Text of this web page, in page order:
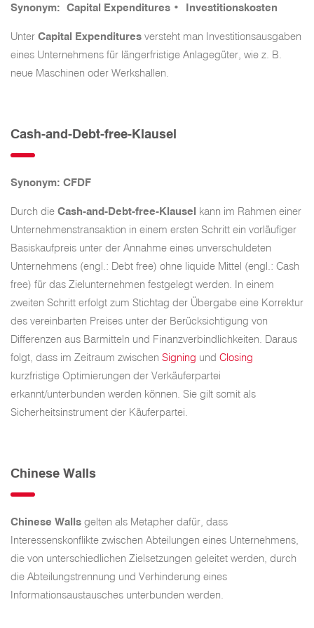
Synonym: Capital Expenditures • Investitionskosten
Unter Capital Expenditures versteht man Investitionsausgaben
eines Unternehmens für längerfristige Anlagegüter, wie z. B.
neue Maschinen oder Werkshallen.
Cash-and-Debt-free-Klausel
Synonym: CFDF
Durch die Cash-and-Debt-free-Klausel kann im Rahmen einer
Unternehmenstransaktion in einem ersten Schritt ein vorläufiger
Basiskaufpreis unter der Annahme eines unverschuldeten
Unternehmens (engl.: Debt free) ohne liquide Mittel (engl.: Cash
free) für das Zielunternehmen festgelegt werden. In einem
zweiten Schritt erfolgt zum Stichtag der Übergabe eine Korrektur
des vereinbarten Preises unter der Berücksichtigung von
Differenzen aus Barmitteln und Finanzverbindlichkeiten. Daraus
folgt, dass im Zeitraum zwischen Signing und Closing
kurzfristige Optimierungen der Verkäuferpartei
erkannt/unterbunden werden können. Sie gilt somit als
Sicherheitsinstrument der Käuferpartei.
Chinese Walls
Chinese Walls gelten als Metapher dafür, dass
Interessenskonflikte zwischen Abteilungen eines Unternehmens,
die von unterschiedlichen Zielsetzungen geleitet werden, durch
die Abteilungstrennung und Verhinderung eines
Informationsaustausches unterbunden werden.